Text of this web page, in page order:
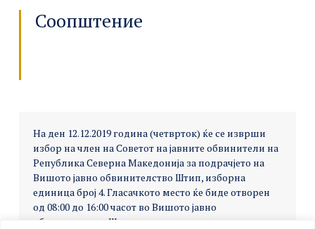
Соопштение
На ден 12.12.2019 година (четврток) ќе се изврши
избор на член на Советот на јавните обвинители на
Република Северна Македонија за подрачјето на
Вишото јавно обвинителство Штип, изборна
единица број 4. Гласачкото место ќе биде отворен
од 08:00 до 16:00 часот во Вишото јавно
обвинителство Штип.